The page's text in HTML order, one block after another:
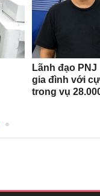
Lãnh đạo
gia đình với
trong vụ